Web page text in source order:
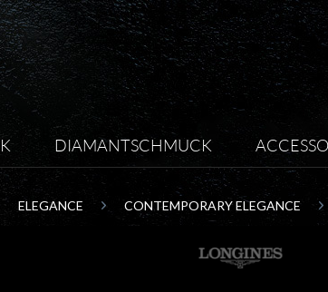
DIAMANTSCHMUCK
ELEGANCE CONTEMPORARY ELEGANCE